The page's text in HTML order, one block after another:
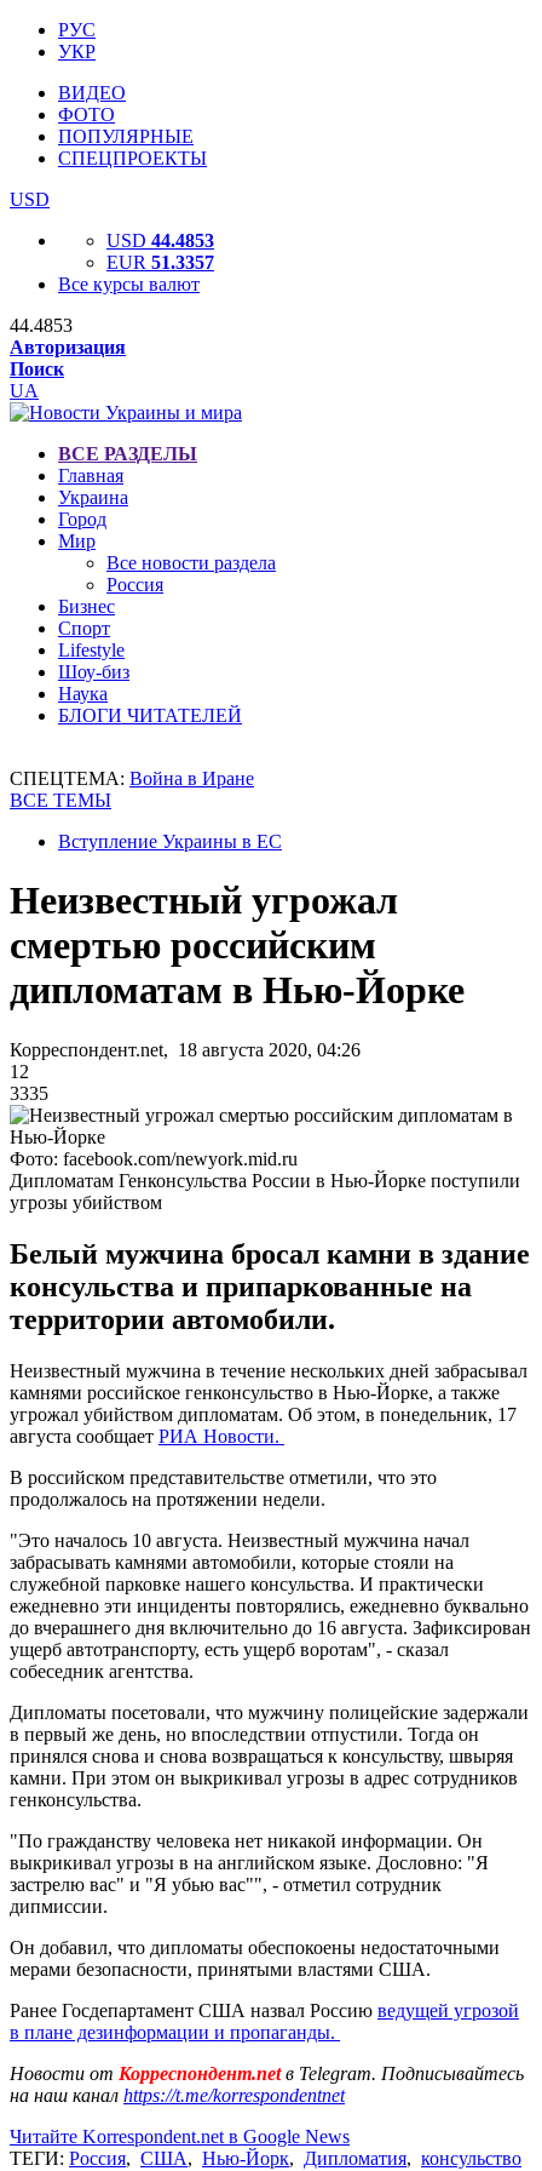
РУС
УКР
ВИДЕО
ФОТО
ПОПУЛЯРНЫЕ
СПЕЦПРОЕКТЫ
USD
USD 44.4853
EUR 51.3357
Все курсы валют
44.4853
Авторизация
Поиск
UA
ВСЕ РАЗДЕЛЫ
Главная
Украина
Город
Мир
Все новости раздела
Россия
Бизнес
Спорт
Lifestyle
Шоу-биз
Наука
БЛОГИ ЧИТАТЕЛЕЙ
СПЕЦТЕМА: Война в Иране
ВСЕ ТЕМЫ
Вступление Украины в ЕС
Неизвестный угрожал
смертью российским
дипломатам в Нью-Йорке
Корреспондент.net, 18 августа 2020, 04:26
12
3335
Фото: facebook.com/newyork.mid.ru
Дипломатам Генконсульства России в Нью-Йорке поступили
угрозы убийством
Белый мужчина бросал камни в здание
консульства и припаркованные на
территории автомобили.
Неизвестный мужчина в течение нескольких дней забрасывал
камнями российское генконсульство в Нью-Йорке, а также
угрожал убийством дипломатам. Об этом, в понедельник, 17
августа сообщает РИА Новости.
В российском представительстве отметили, что это
продолжалось на протяжении недели.
"Это началось 10 августа. Неизвестный мужчина начал
забрасывать камнями автомобили, которые стояли на
служебной парковке нашего консульства. И практически
ежедневно эти инциденты повторялись, ежедневно буквально
до вчерашнего дня включительно до 16 августа. Зафиксирован
ущерб автотранспорту, есть ущерб воротам", - сказал
собеседник агентства.
Дипломаты посетовали, что мужчину полицейские задержали
в первый же день, но впоследствии отпустили. Тогда он
принялся снова и снова возвращаться к консульству, швыряя
камни. При этом он выкрикивал угрозы в адрес сотрудников
генконсульства.
"По гражданству человека нет никакой информации. Он
выкрикивал угрозы в на английском языке. Дословно: "Я
застрелю вас" и "Я убью вас"", - отметил сотрудник
дипмиссии.
Он добавил, что дипломаты обеспокоены недостаточными
мерами безопасности, принятыми властями США.
Ранее Госдепартамент CША назвал Россию ведущей угрозой
в плане дезинформации и пропаганды.
Новости от Корреспондент.netв Telegram. Подписывайтесь
на наш канал https://t.me/korrespondentnet
Читайте Korrespondent.net в Google News
ТЕГИ: Россия, США, Нью-Йорк, Дипломатия, консульство